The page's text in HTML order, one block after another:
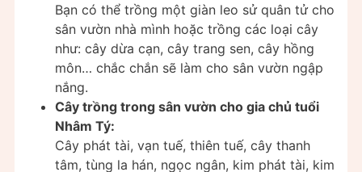
Bạn có thể trồng một giàn leo sử quân tử cho
sân vườn nhà mình hoặc trồng các loại cây
như: cây dừa cạn, cây trang sen, cây hồng
môn… chắc chắn sẽ làm cho sân vườn ngập
nắng.
Cây trồng trong sân vườn cho gia chủ tuổi
Nhâm Tý:
Cây phát tài, vạn tuế, thiên tuế, cây thanh
tâm, tùng la hán, ngọc ngân, kim phát tài, kim